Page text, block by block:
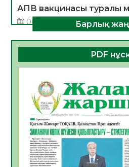
АПВ вакцинасы туралы
06.08.2026
Open Air: Қызылорда
департаменті 20 мыңнан
көрерменнің
ҚЫЗЫЛОРДАДА
ЖАРҚЫН БОЛАШАҚ»
МӘЖІЛІС ӨТТІ
05.08.2026
Қазақстан Орталық
қолайлы ел атанды
Барлық
PDF